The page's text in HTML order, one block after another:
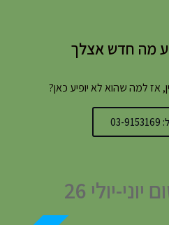
מה חדש אצלך
אז למה שהוא לא יופיע כאן?
יולי 26